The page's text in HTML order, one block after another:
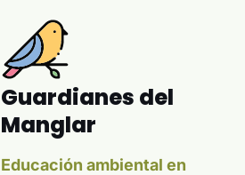
Guardianes del
Manglar
Educación ambiental en